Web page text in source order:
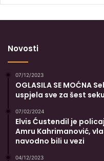
Novosti
07/12/2023
OGLASILA SE MOĆNA
uspjela sve za šest
07/02/2024
Elvis Ćustendil je
Amru Kahrimanović,
navodno bili u vezi
04/12/2023